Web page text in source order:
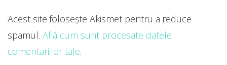
Acest site folosește Akismet pentru a reduce
spamul. Află cum sunt procesate datele
comentariilor tale.